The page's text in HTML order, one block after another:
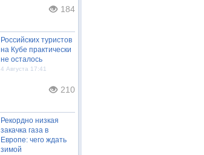
184
Российских туристов
на Кубе практически
не осталось
4 Августа 17:41
210
Рекордно низкая
закачка газа в
Европе: чего ждать
зимой